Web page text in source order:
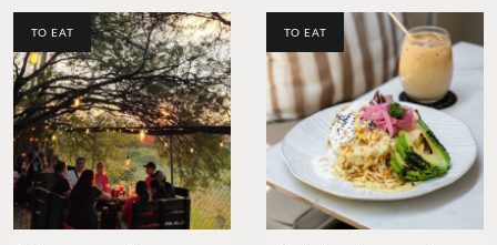
TO EAT TO EAT